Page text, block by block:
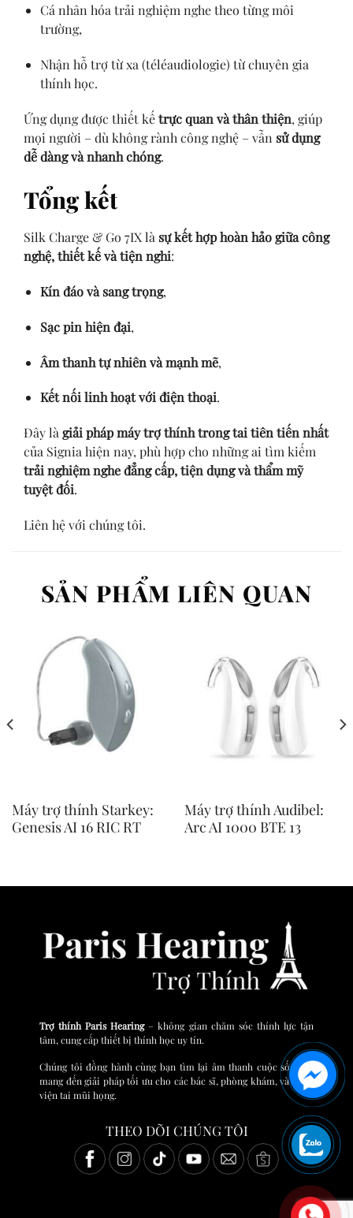
Cá nhân hóa trải nghiệm nghe theo từng môi
trường,
Nhận hỗ trợ từ xa (téléaudiologie) từ chuyên gia
thính học.
Ứng dụng được thiết kếtrực quan và thân thiện, giúp
mọi người – dù không rành công nghệ – vẫn sử dụng
dễ dàng và nhanh chóng.
Tổng kết
Silk Charge & Go 7IX là sự kết hợp hoàn hảo giữa công
nghệ, thiết kế và tiện nghi:
Kín đáo và sang trọng,
Sạc pin hiện đại,
Âm thanh tự nhiên và mạnh mẽ,
Kết nối linh hoạt với điện thoại.
Đây là giải pháp máy trợ thính trong tai tiên tiến nhất
của Signia hiện nay, phù hợp cho những ai tìm kiếm
trải nghiệm nghe đẳng cấp, tiện dụng và thẩm mỹ
tuyệt đối.
Liên hệ với chúng tôi.
SẢN PHẨM LIÊN QUAN
Máy trợ thính Starkey:
Genesis AI 16 RIC RT
Máy trợ thính Audibel:
Arc AI 1000 BTE 13
Trợ thính Paris Hearing– không gian chăm sóc thính lực tận
tâm, cung cấp thiết bị thính học uy tín.
Chúng tôi đồng hành cùng bạn tìm lại âm thanh cuộc sống và
mang đến giải pháp tối ưu cho các bác sĩ, phòng khám, và bệnh
viện tai mũi họng.
THEO DÕI CHÚNG TÔI